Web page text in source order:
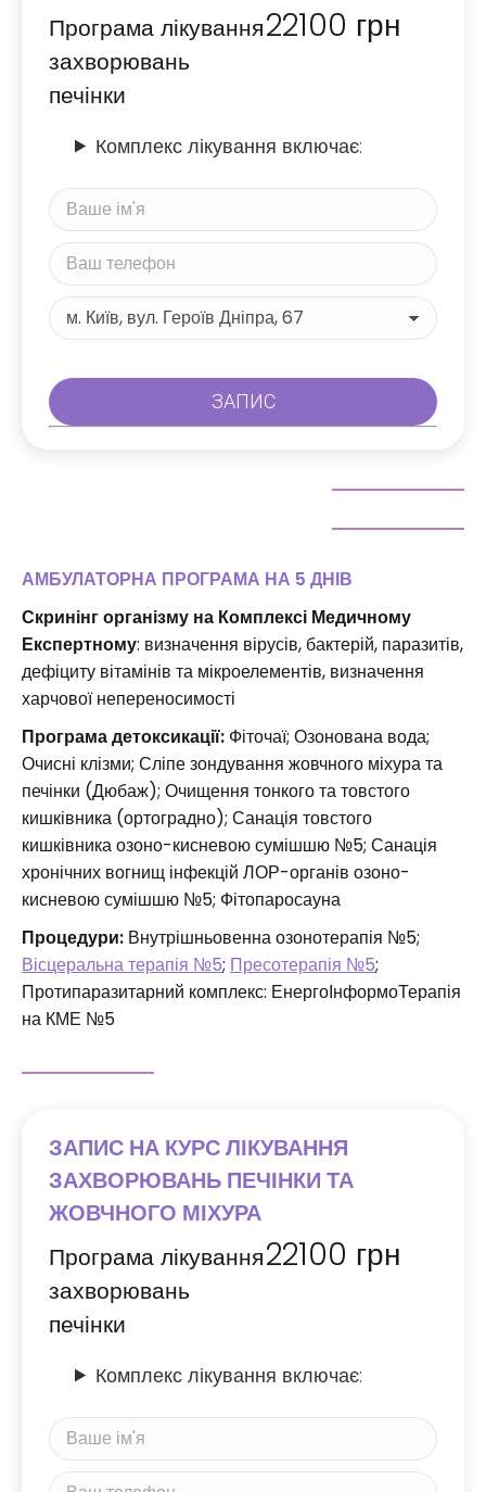
Програма лікування
захворювань
печінки
22100 грн
Комплекс лікування включає:
АМБУЛАТОРНА ПРОГРАМА НА 5 ДНІВ
Скринінг організму на Комплексі Медичному
Експертному: визначення вірусів, бактерій, паразитів,
дефіциту вітамінів та мікроелементів, визначення
харчової непереносимості
Програма детоксикації: Фіточаї; Озонована вода;
Очисні клізми; Сліпе зондування жовчного міхура та
печінки (Дюбаж); Очищення тонкого та товстого
кишківника (ортоградно); Санація товстого
кишківника озоно-кисневою сумішшю №5; Санація
хронічних вогнищ інфекцій ЛОР-органів озоно-
кисневою сумішшю №5; Фітопаросауна
Процедури: Внутрішньовенна озонотерапія №5;
Вісцеральна терапія №5; Пресотерапія №5;
Протипаразитарний комплекс: ЕнергоІнформоТерапія
на КМЕ №5
ЗАПИС НА КУРС ЛІКУВАННЯ
ЗАХВОРЮВАНЬ ПЕЧІНКИ ТА
ЖОВЧНОГО МІХУРА
Програма лікування
захворювань
печінки
22100 грн
Комплекс лікування включає: